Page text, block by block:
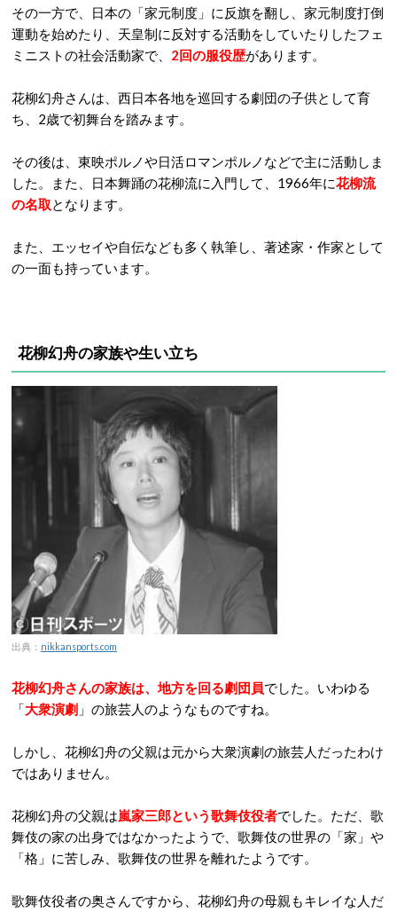
その一方で、日本の「家元制度」に反旗を翻し、家元制度打倒
運動を始めたり、天皇制に反対する活動をしていたりしたフェ
ミニストの社会活動家で、 2回の服役歴があります。
花柳幻舟さんは、西日本各地を巡回する劇団の子供として育
ち、2歳で初舞台を踏みます。
その後は、東映ポルノや日活ロマンポルノなどで主に活動しま
した。また、日本舞踊の花柳流に入門して、1966年に花柳流
の名取となります。
また、エッセイや自伝なども多く執筆し、著述家・作家として
の一面も持っています。
花柳幻舟の家族や生い立ち
出典： nikkansports.com
花柳幻舟さんの家族は、地方を回る劇団員でした。いわゆる
「大衆演劇 」の旅芸人のようなものですね。
しかし、花柳幻舟の父親は元から大衆演劇の旅芸人だったわけ
ではありません。
花柳幻舟の父親は嵐家三郎という歌舞伎役者でした。ただ、歌
舞伎の家の出身ではなかったようで、歌舞伎の世界の「家」や
「格」に苦しみ、歌舞伎の世界を離れたようです。
歌舞伎役者の奥さんですから、花柳幻舟の母親もキレイな人だ